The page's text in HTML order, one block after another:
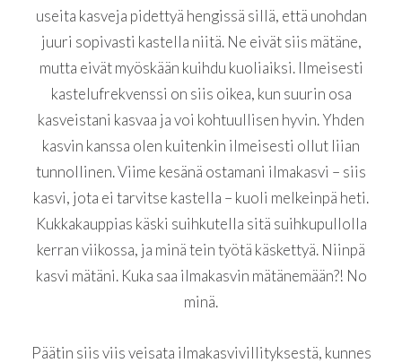
useita kasveja pidettyä hengissä sillä, että unohdan
juuri sopivasti kastella niitä. Ne eivät siis mätäne,
mutta eivät myöskään kuihdu kuoliaiksi. Ilmeisesti
kastelufrekvenssi on siis oikea, kun suurin osa
kasveistani kasvaa ja voi kohtuullisen hyvin. Yhden
kasvin kanssa olen kuitenkin ilmeisesti ollut liian
tunnollinen. Viime kesänä ostamani ilmakasvi – siis
kasvi, jota ei tarvitse kastella – kuoli melkeinpä heti.
Kukkakauppias käski suihkutella sitä suihkupullolla
kerran viikossa, ja minä tein työtä käskettyä. Niinpä
kasvi mätäni. Kuka saa ilmakasvin mätänemään?! No
minä.
Päätin siis viis veisata ilmakasvivillityksestä, kunnes